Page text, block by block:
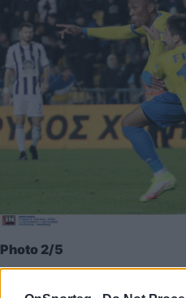
Photo 2/5
Παναιτωλικός-Απόλλων